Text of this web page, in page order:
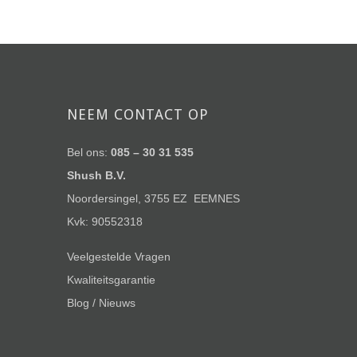
NEEM CONTACT OP
Bel ons: 085 – 30 31 535
Shush B.V.
Noordersingel, 3755 EZ EEMNES
Kvk: 90552318
Veelgestelde Vragen
Kwaliteitsgarantie
Blog / Nieuws